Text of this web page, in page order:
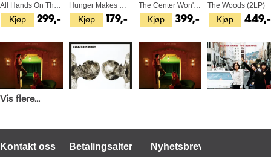
Kjøp 299,- Kjøp 179,- Kjøp
The Center Won't Hold - Deluxe (LP+7")
399,- Kjøp
The Woods (2LP)
449,-
Kjøp Kjøp Kjøp Kjøp
Vis flere...
Kontakt oss BetalingsalternativerNyhetsbrev